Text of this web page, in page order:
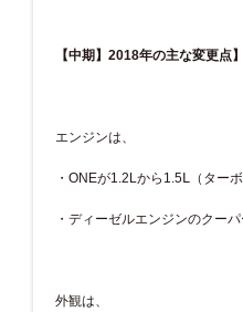
【中期】2018年の主な変更点】
エンジンは、
・ONEが1.2Lから1.5Ⅼ（ター
・ディーゼルエンジンのクー
外観は、